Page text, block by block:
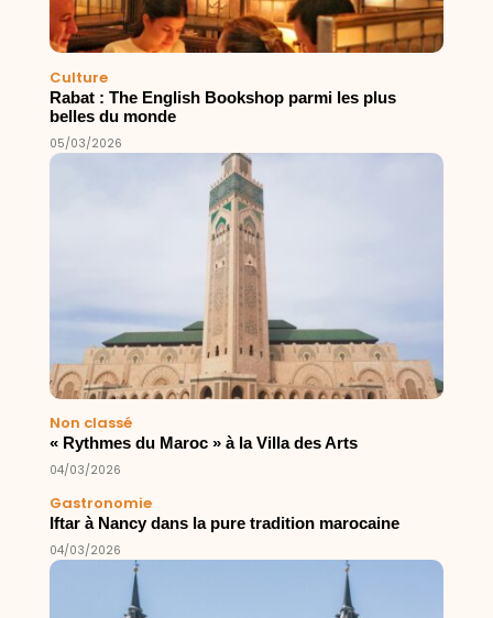
Culture
Rabat : The English Bookshop parmi les plus
belles du monde
05/03/2026
Non classé
« Rythmes du Maroc » à la Villa des Arts
04/03/2026
Gastronomie
Iftar à Nancy dans la pure tradition marocaine
04/03/2026